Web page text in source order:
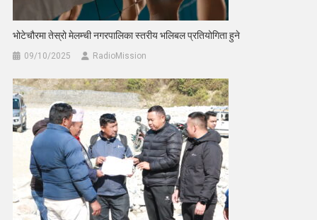
भोटेचौरमा तेस्रो मेलम्ची नगरपालिका स्तरीय भलिबल प्रतियोगिता हुने
09/10/2025 RadioMission